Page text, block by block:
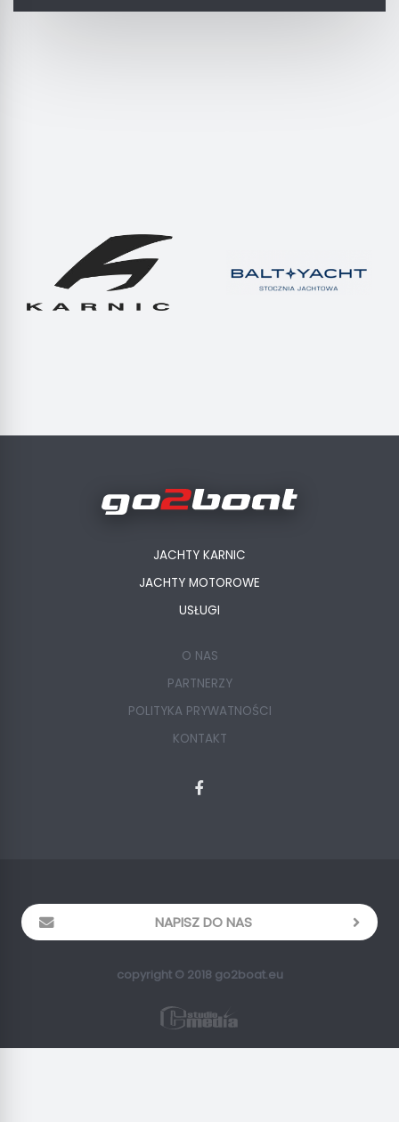
JACHTY KARNIC
JACHTY MOTOROWE
USŁUGI
O NAS
PARTNERZY
POLITYKA PRYWATNOŚCI
KONTAKT
NAPISZ DO NAS
copyright © 2018 go2boat.eu